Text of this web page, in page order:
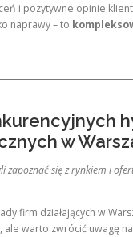
i pozytywne opinie
naprawy – to
w
zapoznać się z rynkiem i
firm działających w
, ale warto zwrócić uwagę